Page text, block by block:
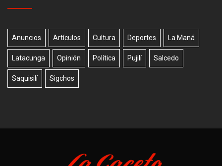
Anuncios Artículos Cultura Deportes La Maná
Latacunga Opinión Política Pujilí Salcedo
Saquisilí Sigchos